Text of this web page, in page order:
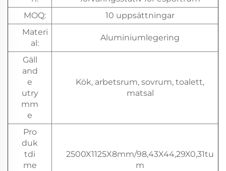
MOQ:
10 uppsättningar
Materi
al:
Aluminiumlegering
Gäll
and
e
utry
mm
e
Kök, arbetsrum, sovrum, toalett,
matsal
Pro
duk
tdi
me
2500X1125X8mm/98,43X44,29X0,31tu
m